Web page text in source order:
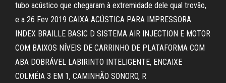
tubo acústico que chegaram à extremidade dele qual trovão,
e a 26 Fev 2019 CAIXA ACÚSTICA PARA IMPRESSORA
INDEX BRAILLE BASIC D SISTEMA AIR INJECTION E MOTOR
COM BAIXOS NÍVEIS DE CARRINHO DE PLATAFORMA COM
ABA DOBRÁVEL LABIRINTO INTELIGENTE, ENCAIXE
COLMÉIA 3 EM 1, CAMINHÃO SONORO, R